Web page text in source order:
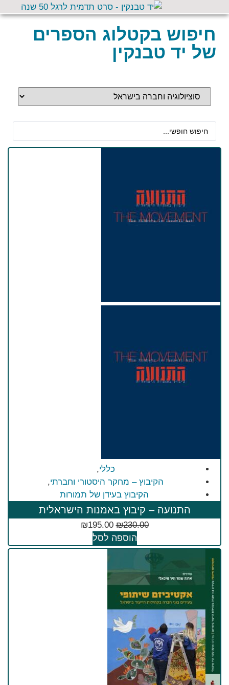
חיפוש בקטלוג הספרים
של יד טבנקין
כללי,
הקיבוץ – מחקר היסטורי וחברתי,
הקיבוץ בעידן של תמורות
התנועה – קיבוץ באמנות הישראלית
₪230.00
₪195.00
הוספה לסל